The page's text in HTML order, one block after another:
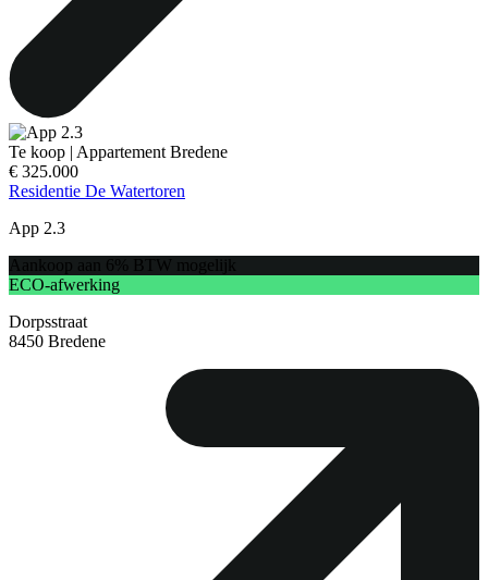
Te koop Appartement Bredene
€ 325.000
Residentie De Watertoren
App 2.3
Aankoop aan 6% BTW mogelijk
ECO-afwerking
Dorpsstraat
8450 Bredene